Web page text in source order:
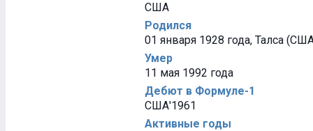
США
Родился
01 января 1928 года, Талса
Умер
11 мая 1992 года
Дебют в Формуле-1
США'1961
Активные годы